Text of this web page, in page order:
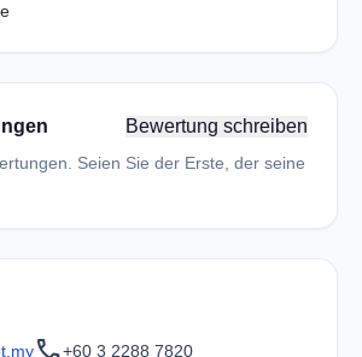
Bewertung schreiben
Seien Sie der Erste, der seine
+60 3 2288 7820